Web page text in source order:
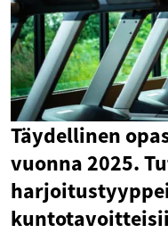
Täydellinen
vuonna 2025.